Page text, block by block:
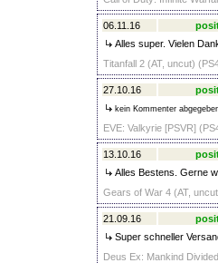
06.11.16
Alles super. Vielen
Titanfall 2 (AT, uncut)
27.10.16
kein Kommenter
EVE: Valkyrie [PSVR]
13.10.16
Alles Bestens. Gerne
Gears of War 4 (AT,
21.09.16
Super schneller
Deus Ex: Mankind